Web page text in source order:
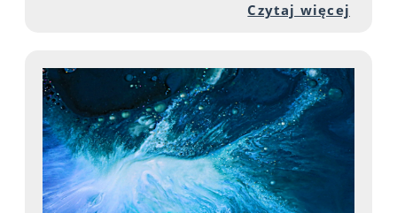
Czytaj więcej